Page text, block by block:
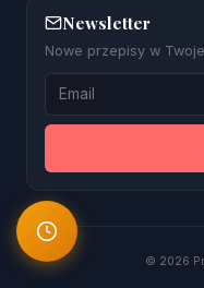
Newsletter
Nowe przepisy w
© 2026